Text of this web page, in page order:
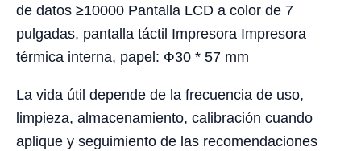
de datos ≥10000 Pantalla LCD a color de 7
pulgadas, pantalla táctil Impresora Impresora
térmica interna, papel: Ф30 * 57 mm
La vida útil depende de la frecuencia de uso,
limpieza, almacenamiento, calibración cuando
aplique y seguimiento de las recomendaciones